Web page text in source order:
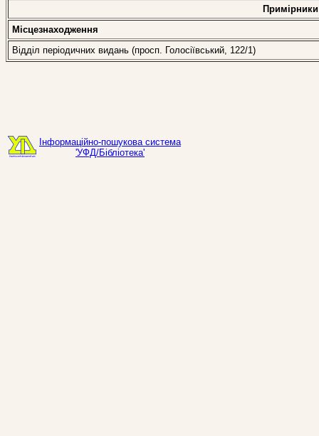
Примірники
Місцезнаходження
Відділ періодичних видань (просп. Голосіївський, 122/1)
Інформаційно-пошукова система
'УФД/Бібліотека'